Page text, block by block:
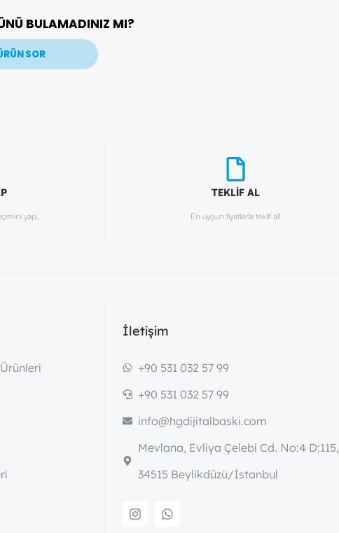
BULAMADINIZ MI?
SOR
yap.
TEKLİF AL
En uygun fiyatlarla teklif al!
İletişim
+90 531 032 57 99
+90 531 032 57 99
info@hgdijitalbaski.com
Mevlana, Evliya Çelebi Cd. No:4 D:115,
34515 Beylikdüzü/İstanbul